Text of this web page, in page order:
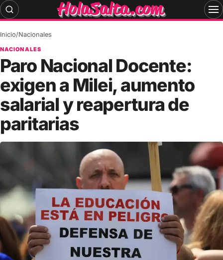
Skip
to
Inicio/Nacionales
NACIONALES
Paro Nacional Docente:
exigen a Milei, aumento
salarial y reapertura de
paritarias